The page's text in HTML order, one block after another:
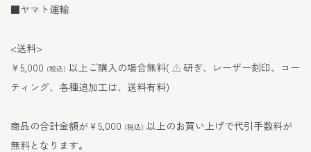
■ヤマト運輸
<送料>
￥5,000 (税込) 以上ご購入の場合無料(
研ぎ、レーザー刻印、コー
ティング、各種追加工は、送料有料)
商品の合計金額が￥5,000 (税込) 以上のお買い上げで代引手数料が
無料となります。